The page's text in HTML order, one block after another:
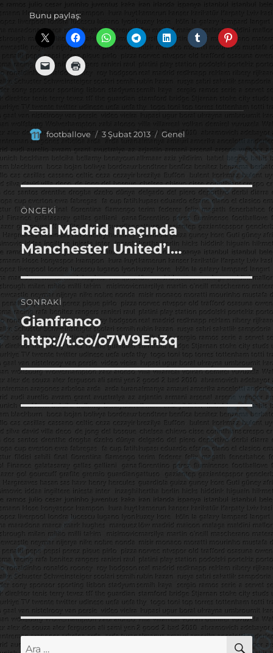
Bunu paylaş:
Yazar
footballove
Yayın
3 Şubat 2013 Kategoriler
Genel
Yazı
gezinmesi
ÖNCEKI
Önceki
yazı:
Real Madrid maçında
Manchester United’ı…
SONRAKI
Sonraki
yazı:
Gianfranco
http://t.co/o7W9En3q
Ara: